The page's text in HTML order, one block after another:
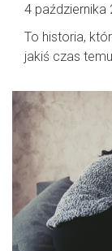
4 października
To historia,
jakiś czas